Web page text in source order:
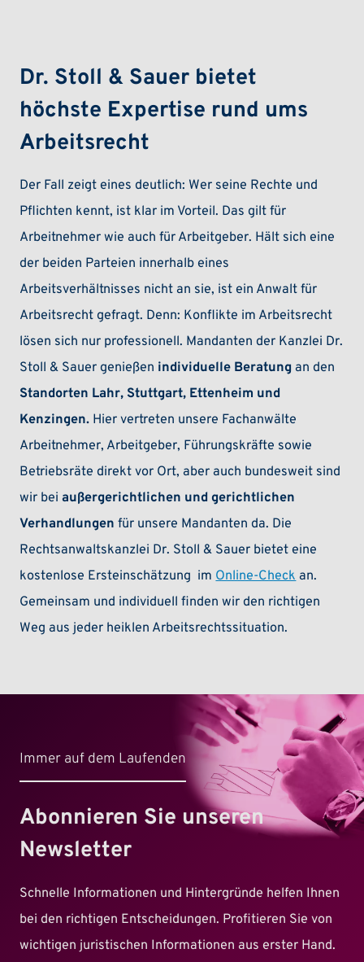
Dr. Stoll & Sauer bietet
höchste Expertise rund ums
Arbeitsrecht
Der Fall zeigt eines deutlich: Wer seine Rechte und
Pflichten kennt, ist klar im Vorteil. Das gilt für
Arbeitnehmer wie auch für Arbeitgeber. Hält sich eine
der beiden Parteien innerhalb eines
Arbeitsverhältnisses nicht an sie, ist ein Anwalt für
Arbeitsrecht gefragt. Denn: Konflikte im Arbeitsrecht
lösen sich nur professionell. Mandanten der Kanzlei Dr.
Stoll & Sauer genießen individuelle Beratung an den
Standorten Lahr, Stuttgart, Ettenheim und
Kenzingen. Hier vertreten unsere Fachanwälte
Arbeitnehmer, Arbeitgeber, Führungskräfte sowie
Betriebsräte direkt vor Ort, aber auch bundesweit sind
wir bei außergerichtlichen und gerichtlichen
Verhandlungenfür unsere Mandanten da. Die
Rechtsanwaltskanzlei Dr. Stoll & Sauer bietet eine
kostenlose Ersteinschätzung imOnline-Checkan.
Gemeinsam und individuell finden wir den richtigen
Weg aus jeder heiklen Arbeitsrechtssituation.
Immer auf dem Laufenden
Abonnieren Sie unseren
Newsletter
Schnelle Informationen und Hintergründe helfen Ihnen
bei den richtigen Entscheidungen. Profitieren Sie von
wichtigen juristischen Informationen aus erster Hand.